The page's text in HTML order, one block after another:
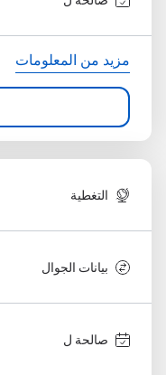
مزيد من المعلومات
التغطية
بيانات الجوال
صالحة ل